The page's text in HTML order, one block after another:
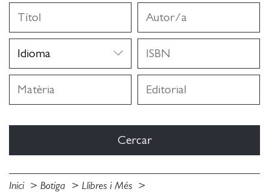
Inici Botiga
Llibres i Més